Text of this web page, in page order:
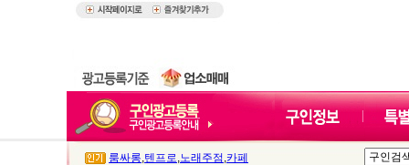
룸싸롱,텐프로,노래주점 ,카페